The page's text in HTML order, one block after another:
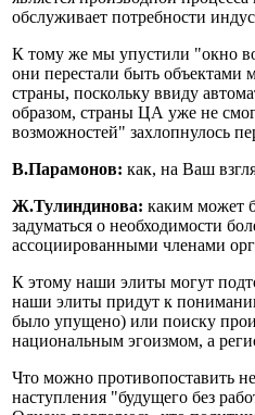
обслуживает потребности
К тому же мы упустили "окно
они перестали быть объектами
страны, поскольку ввиду
образом, страны ЦА уже не
возможностей" захлопнулось
В.Парамонов: как, на Ваш
Ж.Тулиндинова: каким может
задуматься о необходимости
ассоциированными членами
К этому наши элиты могут
наши элиты придут к
было упущено) или поиску
национальным эгоизмом, а
Что можно противопоставить
наступления "будущего без